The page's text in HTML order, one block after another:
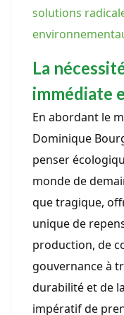
solutions
La
immédiate
En abordant le
Dominique
penser
monde de
que tragique,
unique de
production, de
gouvernance à
durabilité et de
impératif de